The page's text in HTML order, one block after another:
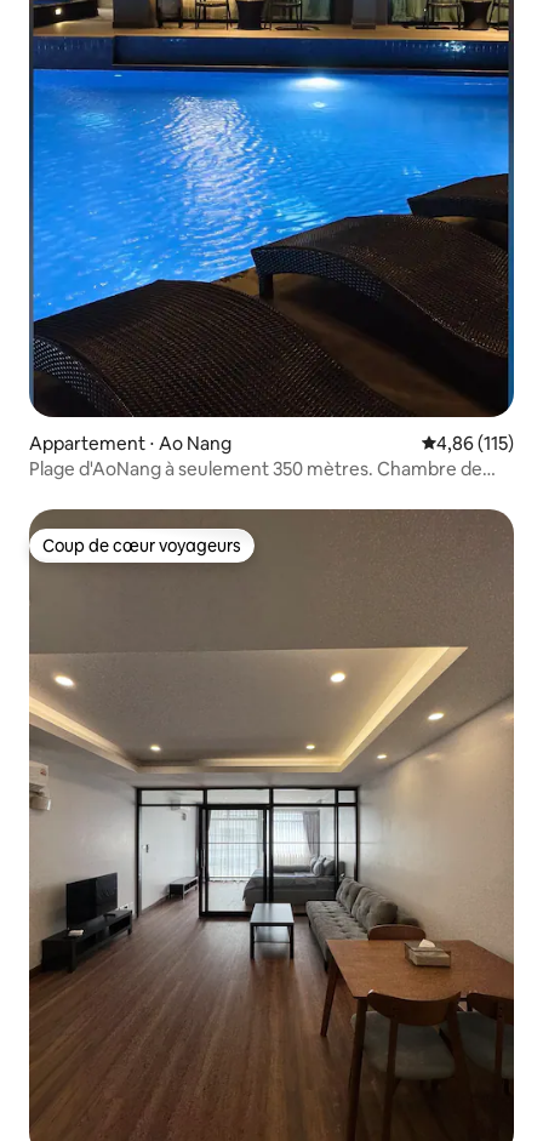
Appartement ⋅ Ao Nang Évaluation
4,86 (115)
Plage d'AoNang à seulement 350 mètres. Chambre de
Coup de cœur voyageurs
Coup de cœur voyageurs